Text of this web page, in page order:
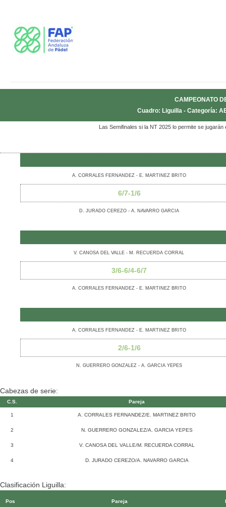
CAMPEONATO
Cuadro: Liguilla - Categoría:
Las Semifinales si la NT 2025 lo permite se
A. CORRALES FERNANDEZ - E. MARTINEZ BRITO
6/7-1/6
D. JURADO CEREZO - A. NAVARRO GARCIA
V. CANOSA DEL VALLE - M. RECUERDA CORRAL
3/6-6/4-6/7
A. CORRALES FERNANDEZ - E. MARTINEZ BRITO
A. CORRALES FERNANDEZ - E. MARTINEZ BRITO
2/6-1/6
N. GUERRERO GONZALEZ - A. GARCIA YEPES
Cabezas de serie:
C.S. Pareja
1 A. CORRALES FERNANDEZ/E. MARTINEZ BRITO
2 N. GUERRERO GONZALEZ/A. GARCIA YEPES
3 V. CANOSA DEL VALLE/M. RECUERDA CORRAL
4 D. JURADO CEREZO/A. NAVARRO GARCIA
Clasificación Liguilla:
Pos Pareja